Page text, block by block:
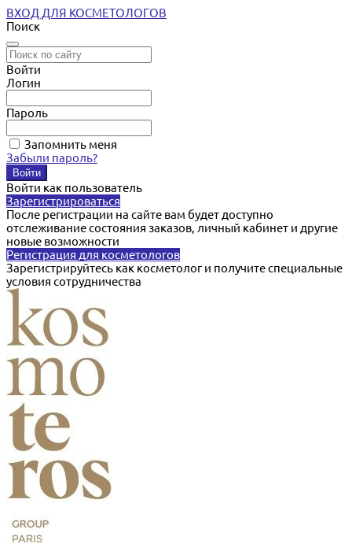
ВХОД ДЛЯ КОСМЕТОЛОГОВ
Поиск
Войти
Логин
Пароль
Запомнить меня
Забыли пароль?
Войти как пользователь
Зарегистрироваться
После регистрации на сайте вам будет доступно
отслеживание состояния заказов, личный кабинет и другие
новые возможности
Регистрация для косметологов
Зарегистрируйтесь как косметолог и получите специальные
условия сотрудничества